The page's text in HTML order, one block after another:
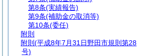
第8条(実績報告)
第9条(補助金の取消等)
第10条(委任)
附則
附則 (平成8年7月31日野田市規則第28
号)